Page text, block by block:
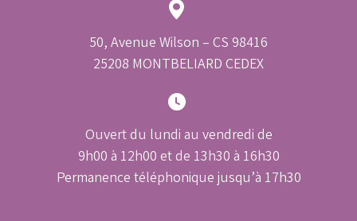
50, Avenue Wilson – CS 98416
25208 MONTBELIARD CEDEX
Ouvert du lundi au vendredi de
9h00 à 12h00 et de 13h30 à 16h30
Permanence téléphonique jusqu’à 17h30